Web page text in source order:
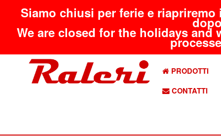
Siamo chiusi per ferie e
We are closed for the holidays
PRODOTTI
CONTATTI